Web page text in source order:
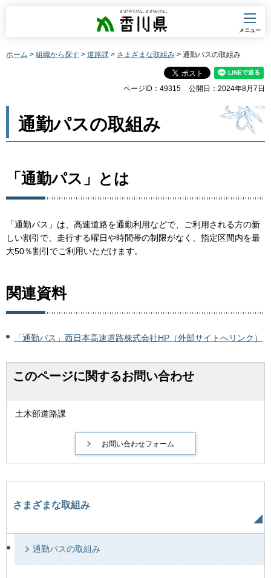
香川県
メニュー
ホーム > 組織から探す > 道路課 > さまざまな取組み > 通勤パスの取組み
ページID：49315 公開日：2024年8月7日
通勤パスの取組み
「通勤パス」とは
「通勤パス」は、高速道路を通勤利用などで、ご利用される方の新
しい割引で、走行する曜日や時間帯の制限がなく、指定区間内を最
大50％割引でご利用いただけます。
関連資料
「通勤パス」西日本高速道路株式会社HP（外部サイトへリンク）
このページに関するお問い合わせ
土木部道路課
さまざまな取組み
通勤パスの取組み